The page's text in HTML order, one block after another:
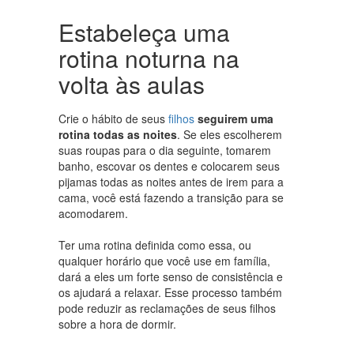
Estabeleça uma
rotina noturna na
volta às aulas
Crie o hábito de seus filhos seguirem uma
rotina todas as noites. Se eles escolherem
suas roupas para o dia seguinte, tomarem
banho, escovar os dentes e colocarem seus
pijamas todas as noites antes de irem para a
cama, você está fazendo a transição para se
acomodarem.
Ter uma rotina definida como essa, ou
qualquer horário que você use em família,
dará a eles um forte senso de consistência e
os ajudará a relaxar. Esse processo também
pode reduzir as reclamações de seus filhos
sobre a hora de dormir.